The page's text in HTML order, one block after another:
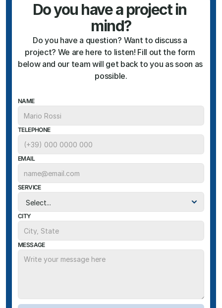
Do you have a project in
mind?
Do you have a question? Want to discuss a
project? We are here to listen! Fill out the form
below and our team will get back to you as soon as
possible.
NAME
TELEPHONE
EMAIL
SERVICE
CITY
MESSAGE